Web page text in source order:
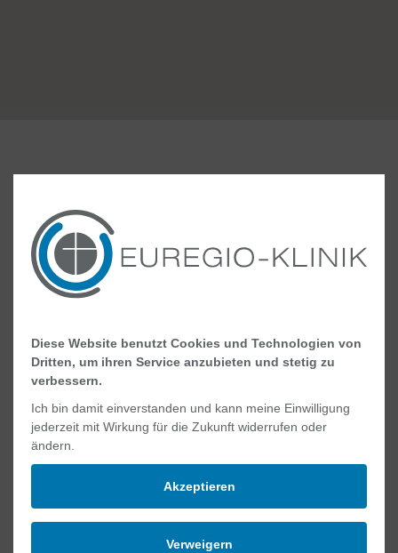
Psychiatrische Instituts­ambulanz (PIA) für
Kinder und Jugendliche
Albert-Schweitzer-Straße 10
Telefon +49 (0) 5921 84-3435
kjp@euregio-klinik.de
MEHR INFORMATIONEN
Diese Website benutzt Cookies und Technologien von
Dritten, um ihren Service anzubieten und stetig zu
verbessern.
Ich bin damit einverstanden und kann meine Einwilligung
jederzeit mit Wirkung für die Zukunft widerrufen oder
ändern.
Akzeptieren
Verweigern